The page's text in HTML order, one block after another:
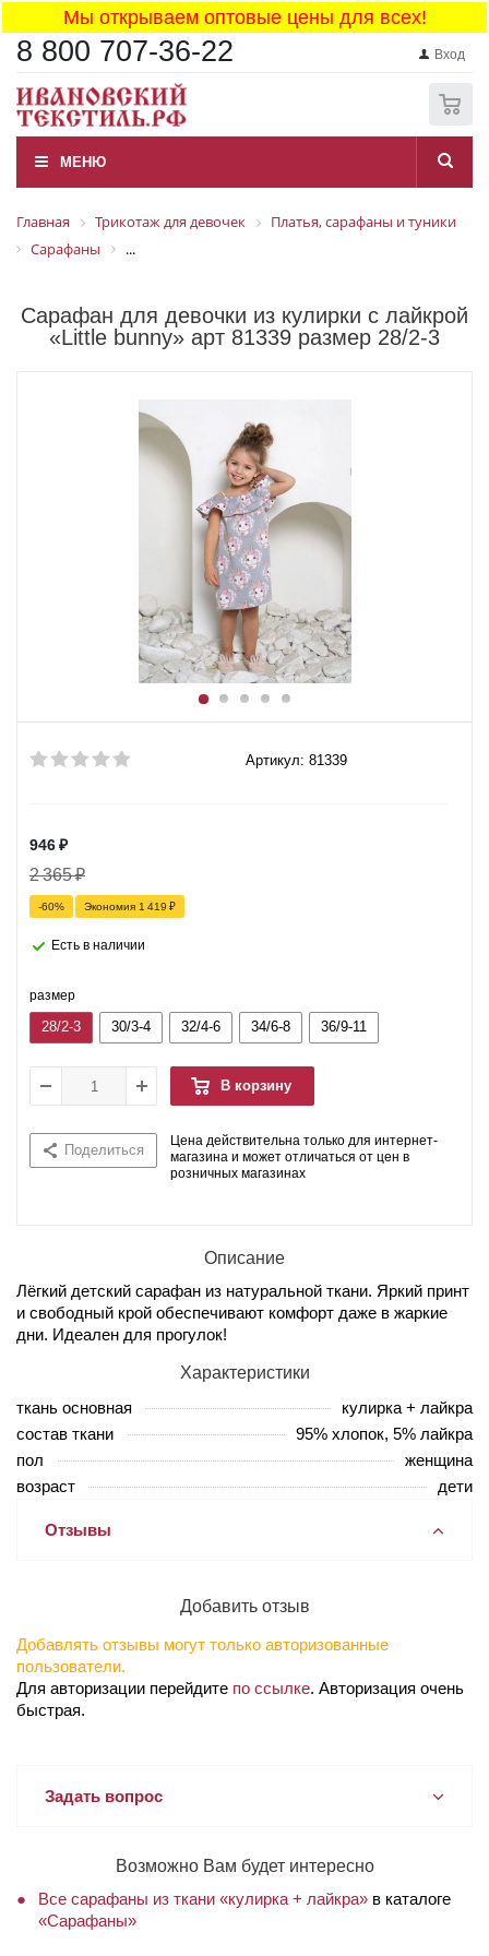
Мы открываем оптовые цены для всех!
8 800 707-36-22 Вход
МЕНЮ
Главная Трикотаж для девочек
Платья, сарафаны и туники
Сарафаны
...
Сарафан для девочки из кулирки с лайкрой
«Little bunny» арт 81339 размер 28/2-3
Артикул: 81339
946₽
2 365₽
-60% Экономия 1 419 ₽
Есть в наличии
размер
28/2-3 30/3-4 32/4-6 34/6-8 36/9-11
В корзину
Поделиться
Цена действительна только для интернет-
магазина и может отличаться от цен в
розничных магазинах
Описание
Лёгкий детский сарафан из натуральной ткани. Яркий принт
и свободный крой обеспечивают комфорт даже в жаркие
дни. Идеален для прогулок!
Характеристики
ткань основная
кулирка + лайкра
состав ткани
95% хлопок, 5% лайкра
пол
женщина
возраст
дети
Отзывы
Добавить отзыв
Добавлять отзывы могут только авторизованные
пользователи.
Для авторизации перейдите по ссылке. Авторизация очень
быстрая.
Задать вопрос
Возможно Вам будет интересно
Все сарафаны из ткани «кулирка + лайкра» в каталоге
«Сарафаны»